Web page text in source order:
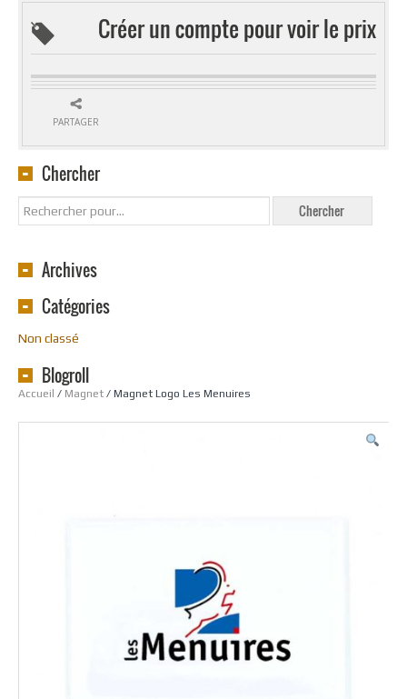
Accueil / Magnet / Magnet Logo Les Menuires
Créer un compte pour voir le prix
PARTAGER
Chercher
Archives
Catégories
Non classé
Blogroll